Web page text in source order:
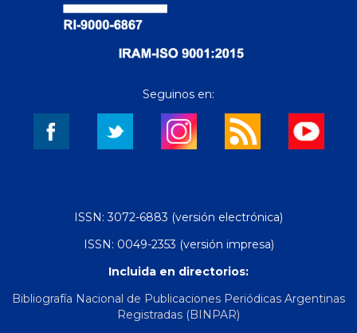
Seguinos en:
ISSN: 3072-6883 (versión electrónica)
ISSN: 0049-2353 (versión impresa)
Incluida en directorios:
Bibliografía Nacional de Publicaciones Periódicas Argentinas
Registradas (BINPAR)